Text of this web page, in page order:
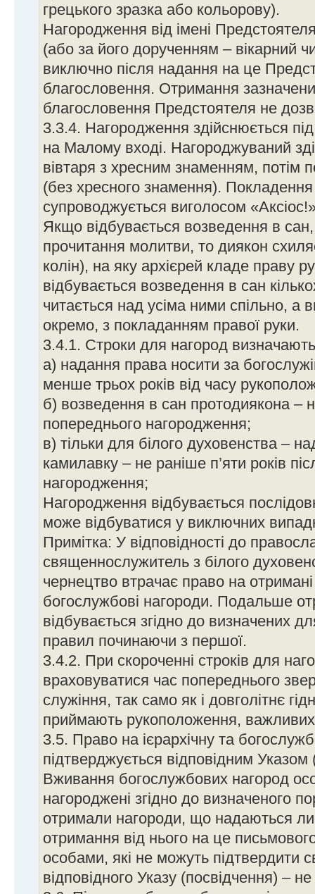
грецького зразка або кольорову).
Нагородження від імені
(або за його дорученням – вікарний
виключно після надання на це
благословення. Отримання
благословення Предстоятеля не
3.3.4. Нагородження здійснюється під
на Малому вході. Нагороджуваний
вівтаря з хресним знаменням, потім
(без хресного знамення).
супроводжується виголосом
Якщо відбувається возведення в
прочитання молитви, то диякон
колін), на яку архієрей кладе праву
відбувається возведення в сан
читається над усіма ними спільно, а
окремо, з покладанням правої руки.
3.4.1. Строки для нагород
а) надання права носити за
менше трьох років від часу
б) возведення в сан протодиякона –
попереднього нагородження;
в) тільки для білого духовенства –
камилавку – не раніше п’яти років
нагородження;
Нагородження відбувається
може відбуватися у виключних
Примітка: У відповідності до
священнослужитель з білого
чернецтво втрачає право на отримані
богослужбові нагороди. Подальше
відбувається згідно до визначених
правил починаючи з першої.
3.4.2. При скороченні строків для
враховуватися час попереднього
служіння, так само як і довголітнє
приймають рукоположення, важливих
3.5. Право на ієрархічну та
підтверджується відповідним
Вживання богослужбових нагород
нагороджені згідно до визначеного
отримали нагороди, що надаються
отримання від нього на це
особами, які не можуть підтвердити
відповідного Указу (посвідчення) –